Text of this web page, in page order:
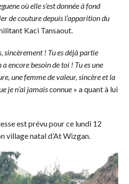
où elle s’est donnée à fond
de couture depuis l’apparition du
Kaci Tansaout.
sincèrement ! Tu es déjà partie
encore besoin de toi ! Tu es une
une femme de valeur, sincère et la
je n’ai jamais connue » a quant à lui
est prévu pour ce lundi 12
village natal d’At Wizgan.